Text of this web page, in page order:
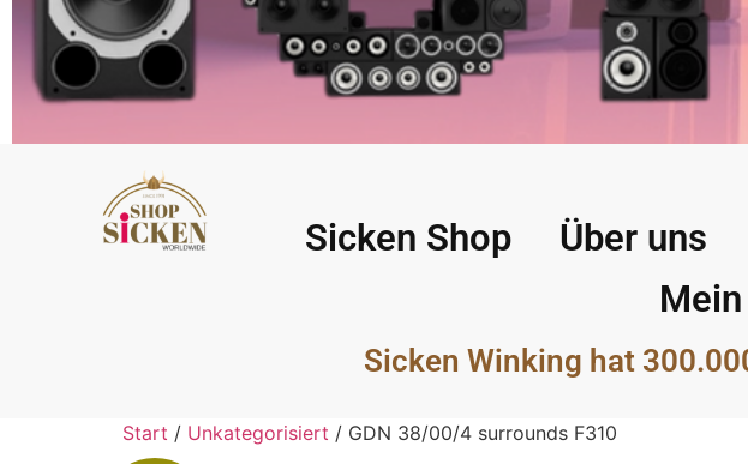
Sicken Shop Über uns
Sicken Winking hat
Start / Unkategorisiert / GDN 38/00/4 surrounds F310